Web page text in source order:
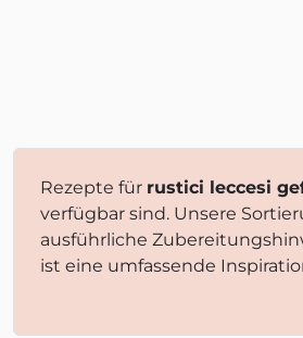
Rezepte für rustici leccesi
verfügbar sind. Unsere
ausführliche
ist eine umfassende